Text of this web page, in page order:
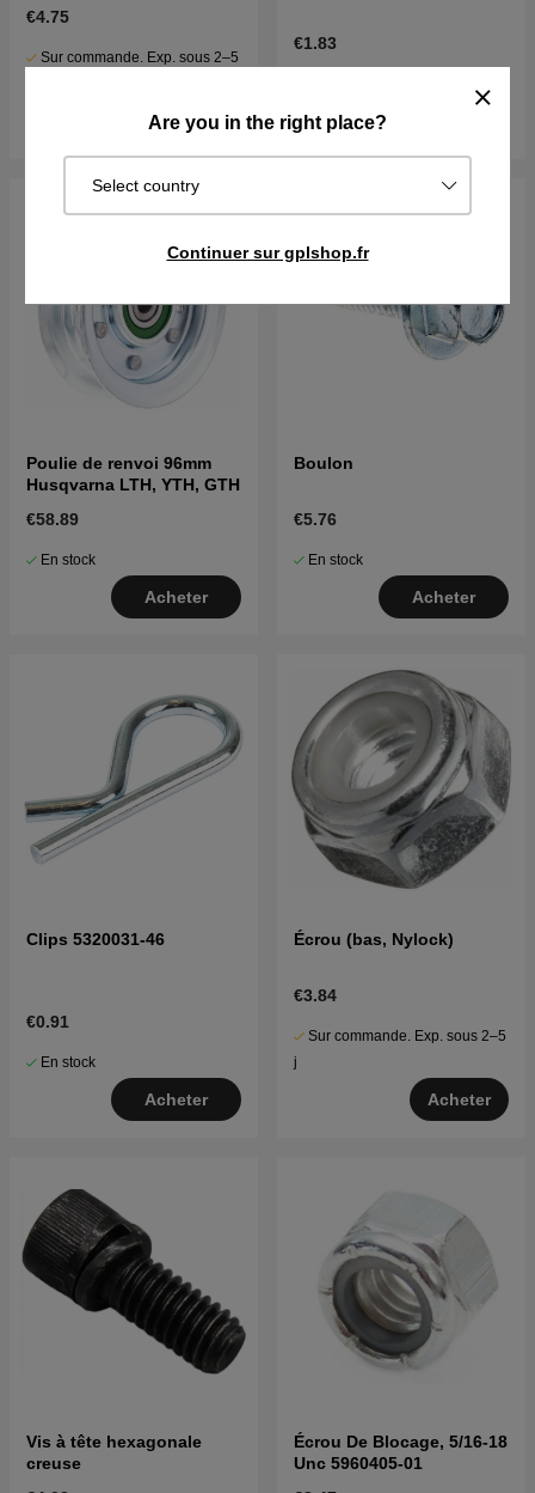
Are you in the right place?
Select country
Continuer sur gplshop.fr
€4.75
Sur commande. Exp. sous 2–5
Acheter
€1.83
Poulie de renvoi 96mm
Husqvarna LTH, YTH, GTH
€58.89
En stock
Acheter
Boulon
€5.76
En stock
Acheter
Clips 5320031-46
€0.91
En stock
Acheter
Écrou (bas, Nylock)
€3.84
Sur commande. Exp. sous 2–5
j
Acheter
Vis à tête hexagonale
creuse
Écrou De Blocage, 5/16-18
Unc 5960405-01